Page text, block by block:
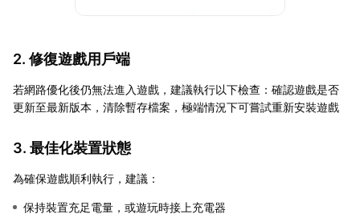
2. 修復遊戲用戶端
若網路優化後仍無法進入遊戲，建議執行以下檢查：確認遊戲是否
更新至最新版本，清除暫存檔案，極端情況下可嘗試重新安裝遊戲
3. 最佳化裝置狀態
為確保遊戲順利執行，建議：
保持裝置充足電量，或遊玩時接上充電器